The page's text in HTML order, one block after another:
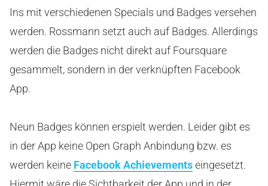
Ins mit verschiedenen Specials und Badges versehen
werden. Rossmann setzt auch auf Badges. Allerdings
werden die Badges nicht direkt auf Foursquare
gesammelt, sondern in der verknüpften Facebook
App.
Neun Badges können erspielt werden. Leider gibt es
in der App keine Open Graph Anbindung bzw. es
werden keine Facebook Achievementseingesetzt.